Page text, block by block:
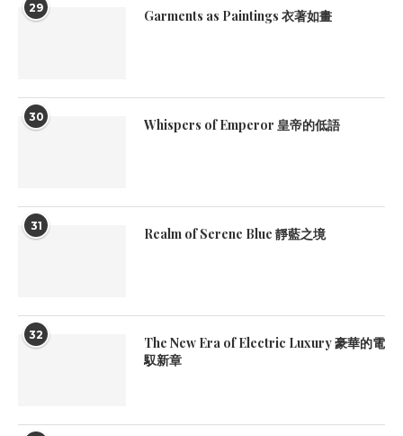
29 Garments as Paintings 衣著如畫
30 Whispers of Emperor 皇帝的低語
31 Realm of Serene Blue 靜藍之境
32
The New Era of Electric Luxury 豪華的電
馭新章